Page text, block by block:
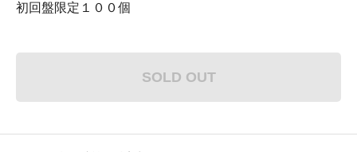
初回盤限定１００個
SOLD OUT